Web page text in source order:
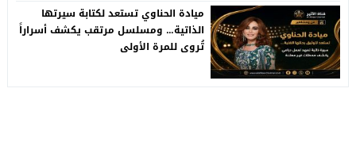
ميادة الحناوي تستعد لكتابة سيرتها
الذاتية… ومسلسل مرتقب يكشف أسراراً
تُروى للمرة الأولى